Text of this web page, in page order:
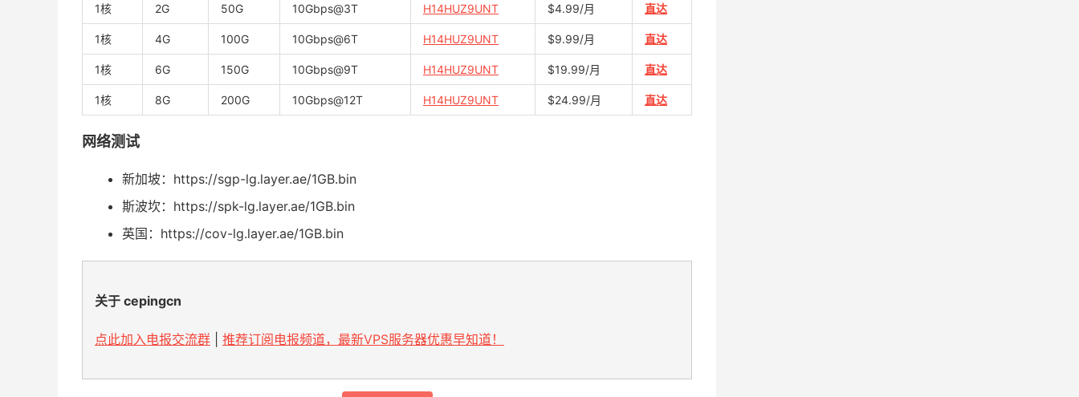
1核 2G 50G 10Gbps@3T H14HUZ9UNT $4.99/月 直达
1核 4G 100G 10Gbps@6T H14HUZ9UNT $9.99/月 直达
1核 6G 150G 10Gbps@9T H14HUZ9UNT $19.99/月 直达
1核 8G 200G 10Gbps@12T H14HUZ9UNT $24.99/月 直达
网络测试
新加坡：https://sgp-lg.layer.ae/1GB.bin
斯波坎：https://spk-lg.layer.ae/1GB.bin
英国：https://cov-lg.layer.ae/1GB.bin
关于 cepingcn
点此加入电报交流群 推荐订阅电报频道，最新VPS服务器优惠早知道！